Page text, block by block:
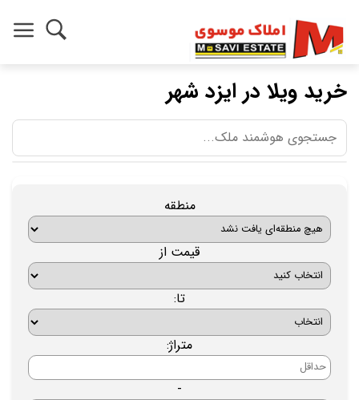
خرید ویلا در ایزد شهر
منطقه
قیمت از
تا:
متراژ:
-